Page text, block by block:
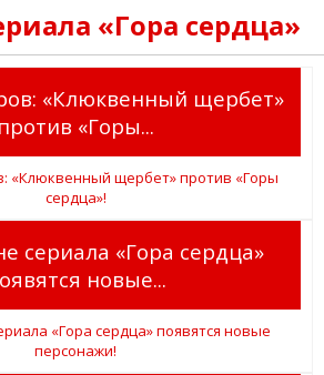
«Гора сердца»
«Клюквенный щербет»
против «Горы...
сериала «Гора сердца»
новые...